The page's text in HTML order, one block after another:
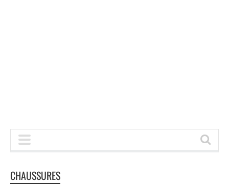
CHAUSSURES